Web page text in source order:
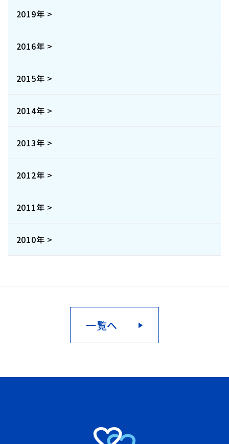
2019年 >
2016年 >
2015年 >
2014年 >
2013年 >
2012年 >
2011年 >
2010年 >
一覧へ